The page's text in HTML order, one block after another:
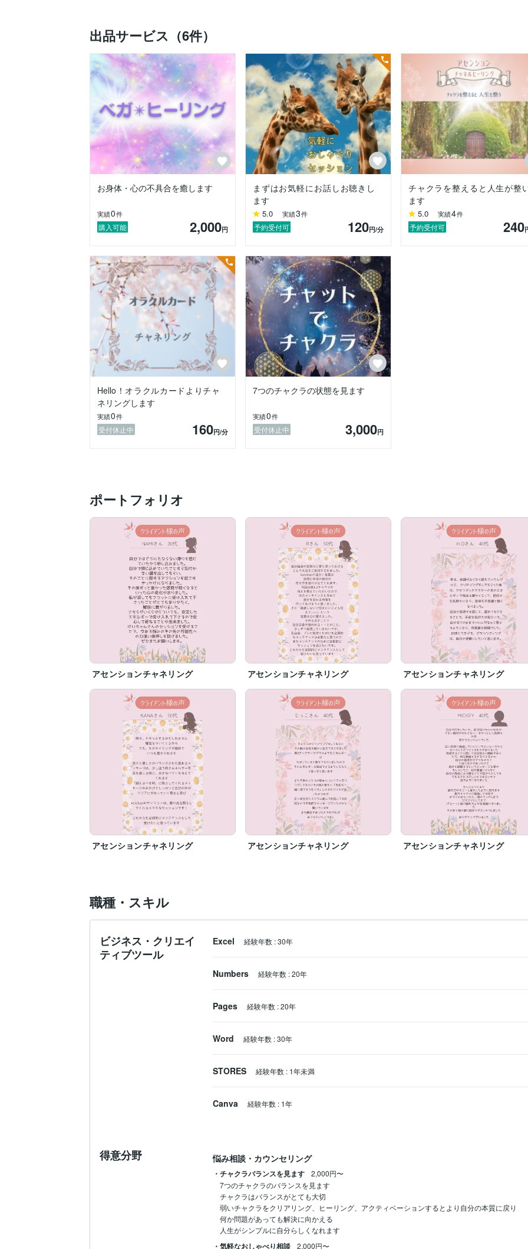
そんな感じでしょうか
チャネリングだけではなくお時間に合わせて必要なチャクラのクリアリング・ヒーリング・アクティベーション
あなた様が夢と希望にあふれ笑顔で過ごせる
そんなお手伝いをさせていただけたら幸いです
出品サービス（6件）
お身体・心の不具合を癒します
実績0件
購入可能 2,000円
まずはお気軽にお話しお聴きし
ます
5.0 実績3件
予約受付可 120円/分
チャクラを整えると人生が整
ます
5.0 実績4件
予約受付可 240
Hello！オラクルカードよりチャ
ネリングします
実績0件
受付休止中 160円/分
7つのチャクラの状態を見ます
実績0件
受付休止中 3,000円
ポートフォリオ
アセンションチャネリング アセンションチャネリング アセンションチャネリング
アセンションチャネリング アセンションチャネリング アセンションチャネリング
職種・スキル
ビジネス・クリエイ
ティブツール
Excel 経験年数 :30年
Numbers 経験年数 :20年
Pages 経験年数 :20年
Word 経験年数 :30年
STORES 経験年数 : 1年未満
Canva 経験年数 : 1年
得意分野 悩み相談・カウンセリング
・チャクラバランスを見ます
2,000円〜
7つのチャクラのバランスを見ます
チャクラはバランスがとても大切
弱いチャクラをクリアリング、ヒーリング、アクティベーションするとより自分の本質に戻り
何か問題があっても解決に向かえる
人生がシンプルに自分らしくなれます
・気軽なおしゃべり相談 2,000円〜